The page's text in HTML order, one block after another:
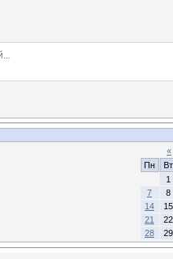
«
Пн
Вт
1
7
8
14
15
21
22
28
29